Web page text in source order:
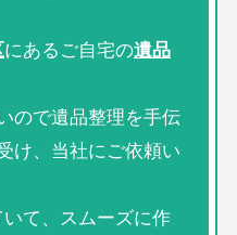
にあるご自宅の遺品
ので遺品整理を手伝
け、当社にご依頼い
て、スムーズに作